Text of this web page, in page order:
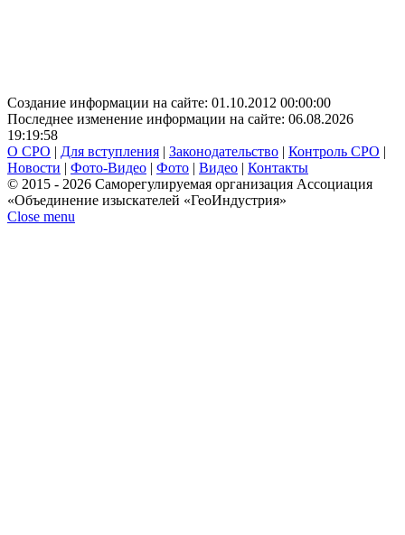
Создание информации на сайте: 01.10.2012 00:00:00
Последнее изменение информации на сайте: 06.08.2026
19:19:58
О СРО | Для вступления | Законодательство | Контроль СРО |
Новости | Фото-Видео | Фото | Видео | Контакты
© 2015 - 2026 Саморегулируемая организация Ассоциация
«Объединение изыскателей «ГеоИндустрия»
Close menu